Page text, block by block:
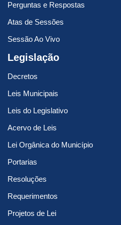
Perguntas e Respostas
Atas de Sessões
Sessão Ao Vivo
Legislação
Decretos
Leis Municipais
Leis do Legislativo
Acervo de Leis
Lei Orgânica do Município
Portarias
Resoluções
Requerimentos
Projetos de Lei